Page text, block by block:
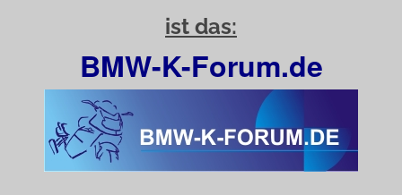
ist das:
BMW-K-Forum.de